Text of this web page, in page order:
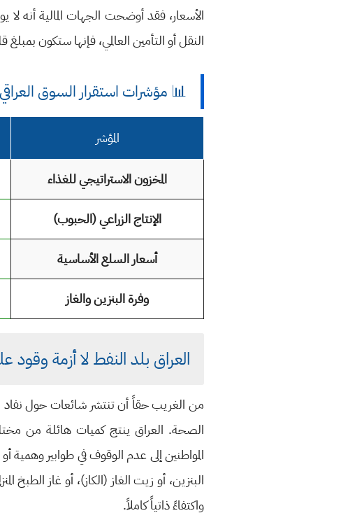
الأسعار، فقد أوضحت الجهات المالية أنه
النقل أو التأمين العالمي، فإنها ستكون
📊 مؤشرات استقرار السوق العراقي
المؤشر
المخزون الاستراتيجي للغذاء
الإنتاج الزراعي (الحبوب)
أسعار السلع الأساسية
وفرة البنزين والغاز
العراق بلد النفط لا أزمة وقود
من الغريب حقاً أن تنتشر شائعات حول نفاد
الصحة. العراق ينتج كميات هائلة من
المواطنين إلى عدم الوقوف في طوابير وهمية
البنزين، أو زيت الغاز (الكاز)، أو غاز
واكتفاءً ذاتياً كاملاً.